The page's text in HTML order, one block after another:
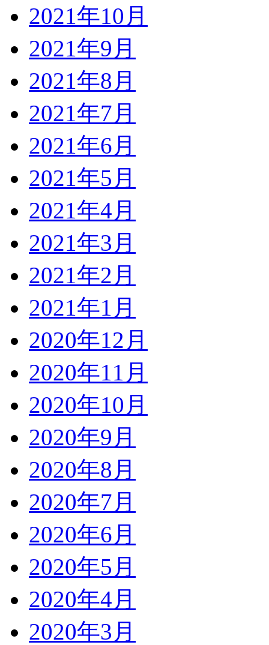
2021年10月
2021年9月
2021年8月
2021年7月
2021年6月
2021年5月
2021年4月
2021年3月
2021年2月
2021年1月
2020年12月
2020年11月
2020年10月
2020年9月
2020年8月
2020年7月
2020年6月
2020年5月
2020年4月
2020年3月